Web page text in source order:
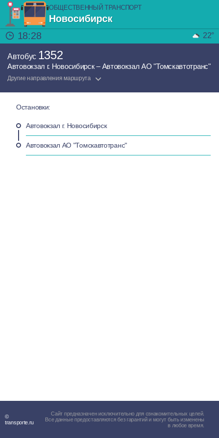
ОБЩЕСТВЕННЫЙ ТРАНСПОРТ
Новосибирск
18:28
22°
Автобус 1352
Автовокзал г. Новосибирск – Автовокзал АО "Томскавтотранс"
Другие направления маршрута
Остановки:
Автовокзал г. Новосибирск
Автовокзал АО "Томскавтотранс"
©
transporte.ru
Сайт предназначен исключительно для ознакомительных целей.
Все данные предоставляются без гарантий и могут быть изменены
в любое время.